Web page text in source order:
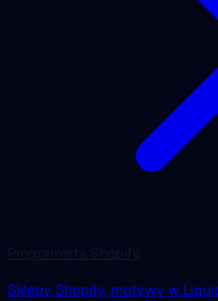
Sklepy Shopify, motywy w